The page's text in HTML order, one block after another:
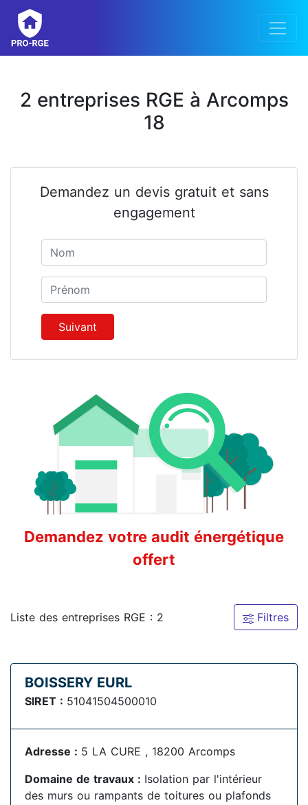
2 entreprises RGE à Arcomps
18
Demandez un devis gratuit et sans
engagement
Prénom
Suivant
Demandez votre audit énergétique
offert
Liste des entreprises RGE : 2 Filtres
BOISSERY EURL
SIRET : 51041504500010
Adresse : 5 LA CURE , 18200 Arcomps
Domaine de travaux : Isolation par l'intérieur
des murs ou rampants de toitures ou plafonds